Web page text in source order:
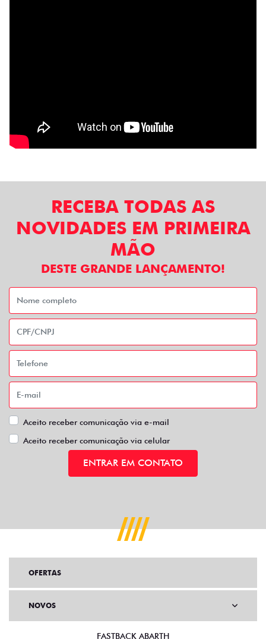
RECEBA TODAS AS
NOVIDADES EM PRIMEIRA
MÃO
DESTE GRANDE LANÇAMENTO!
Aceito receber comunicação via e-mail
Aceito receber comunicação via celular
ENTRAR EM CONTATO
OFERTAS
NOVOS
FASTBACK ABARTH